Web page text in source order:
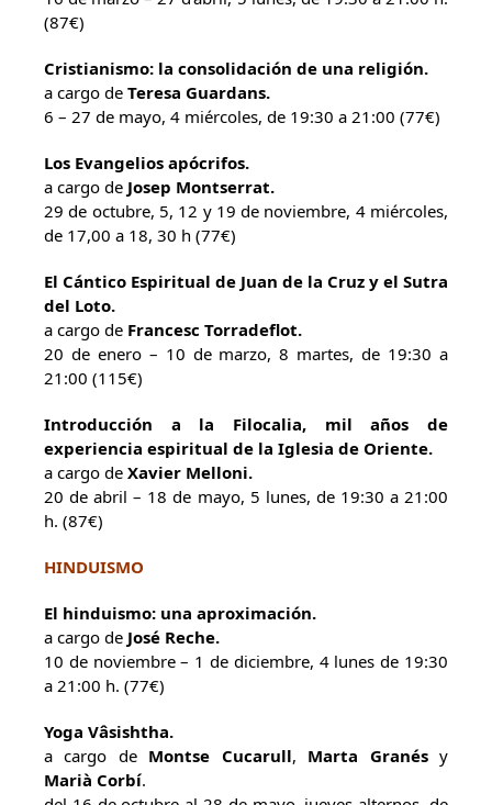
(87€)
Cristianismo: la consolidación de una religión.
a cargo de Teresa Guardans.
6 – 27 de mayo, 4 miércoles, de 19:30 a 21:00 (77€)
Los Evangelios apócrifos.
a cargo de Josep Montserrat.
29 de octubre, 5, 12 y 19 de noviembre, 4 miércoles,
de 17,00 a 18, 30 h (77€)
El Cántico Espiritual de Juan de la Cruz y el Sutra
del Loto.
a cargo de Francesc Torradeflot.
20 de enero – 10 de marzo, 8 martes, de 19:30 a
21:00 (115€)
Introducción a la Filocalia, mil años de
experiencia espiritual de la Iglesia de Oriente.
a cargo de Xavier Melloni.
20 de abril – 18 de mayo, 5 lunes, de 19:30 a 21:00
h. (87€)
HINDUISMO
El hinduismo: una aproximación.
a cargo de José Reche.
10 de noviembre – 1 de diciembre, 4 lunes de 19:30
a 21:00 h. (77€)
Yoga Vâsishtha.
a cargo de Montse Cucarull, Marta Granésy
Marià Corbí.